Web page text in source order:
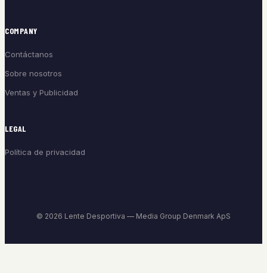
COMPANY
Contáctanos
Sobre nosotros
Ventas y Publicidad
LEGAL
Política de privacidad
© 2026 Lente Desportiva — Media Group Denmark ApS